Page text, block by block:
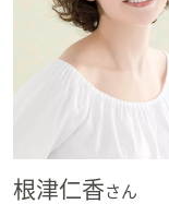
根津仁香さん